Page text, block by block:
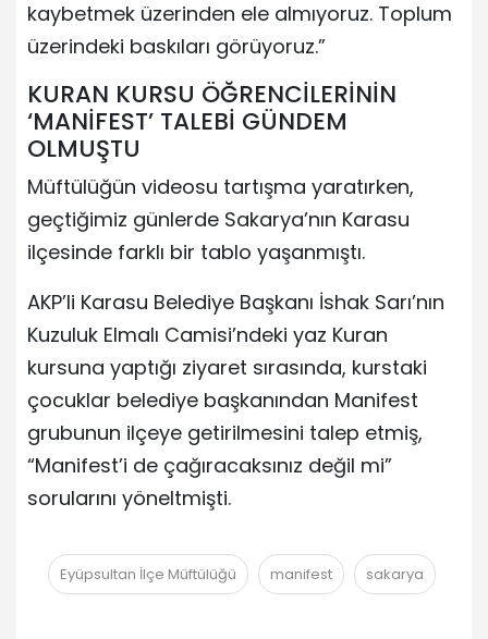
kaybetmek üzerinden ele almıyoruz. Toplum
üzerindeki baskıları görüyoruz.”
KURAN KURSU ÖĞRENCİLERİNİN
‘MANİFEST’ TALEBİ GÜNDEM
OLMUŞTU
Müftülüğün videosu tartışma yaratırken,
geçtiğimiz günlerde Sakarya’nın Karasu
ilçesinde farklı bir tablo yaşanmıştı.
AKP’li Karasu Belediye Başkanı İshak Sarı’nın
Kuzuluk Elmalı Camisi’ndeki yaz Kuran
kursuna yaptığı ziyaret sırasında, kurstaki
çocuklar belediye başkanından Manifest
grubunun ilçeye getirilmesini talep etmiş,
“Manifest’i de çağıracaksınız değil mi”
sorularını yöneltmişti.
Eyüpsultan İlçe Müftülüğü manifest sakarya